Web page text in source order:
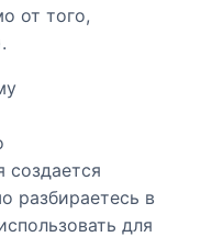
от того,
создается
разбираетесь в
для